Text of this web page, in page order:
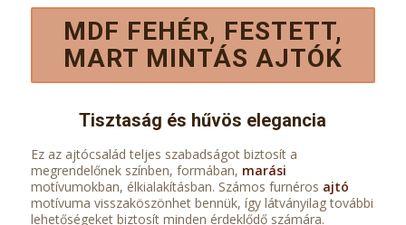
MDF FEHÉR, FESTETT,
MART MINTÁS AJTÓK
Tisztaság és hűvös elegancia
Ez az ajtócsalád teljes szabadságot biztosít a
megrendelőnek színben, formában, marási
motívumokban, élkialakításban. Számos furnéros ajtó
motívuma visszaköszönhet bennük, így látványilag további
lehetőségeket biztosít minden érdeklődő számára.